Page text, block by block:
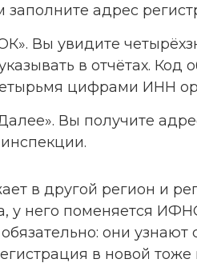
заполните адрес
Вы увидите
в отчётах. Код
цифрами ИНН
Вы получите
в другой регион и
у него поменяется
они узнают
в новой